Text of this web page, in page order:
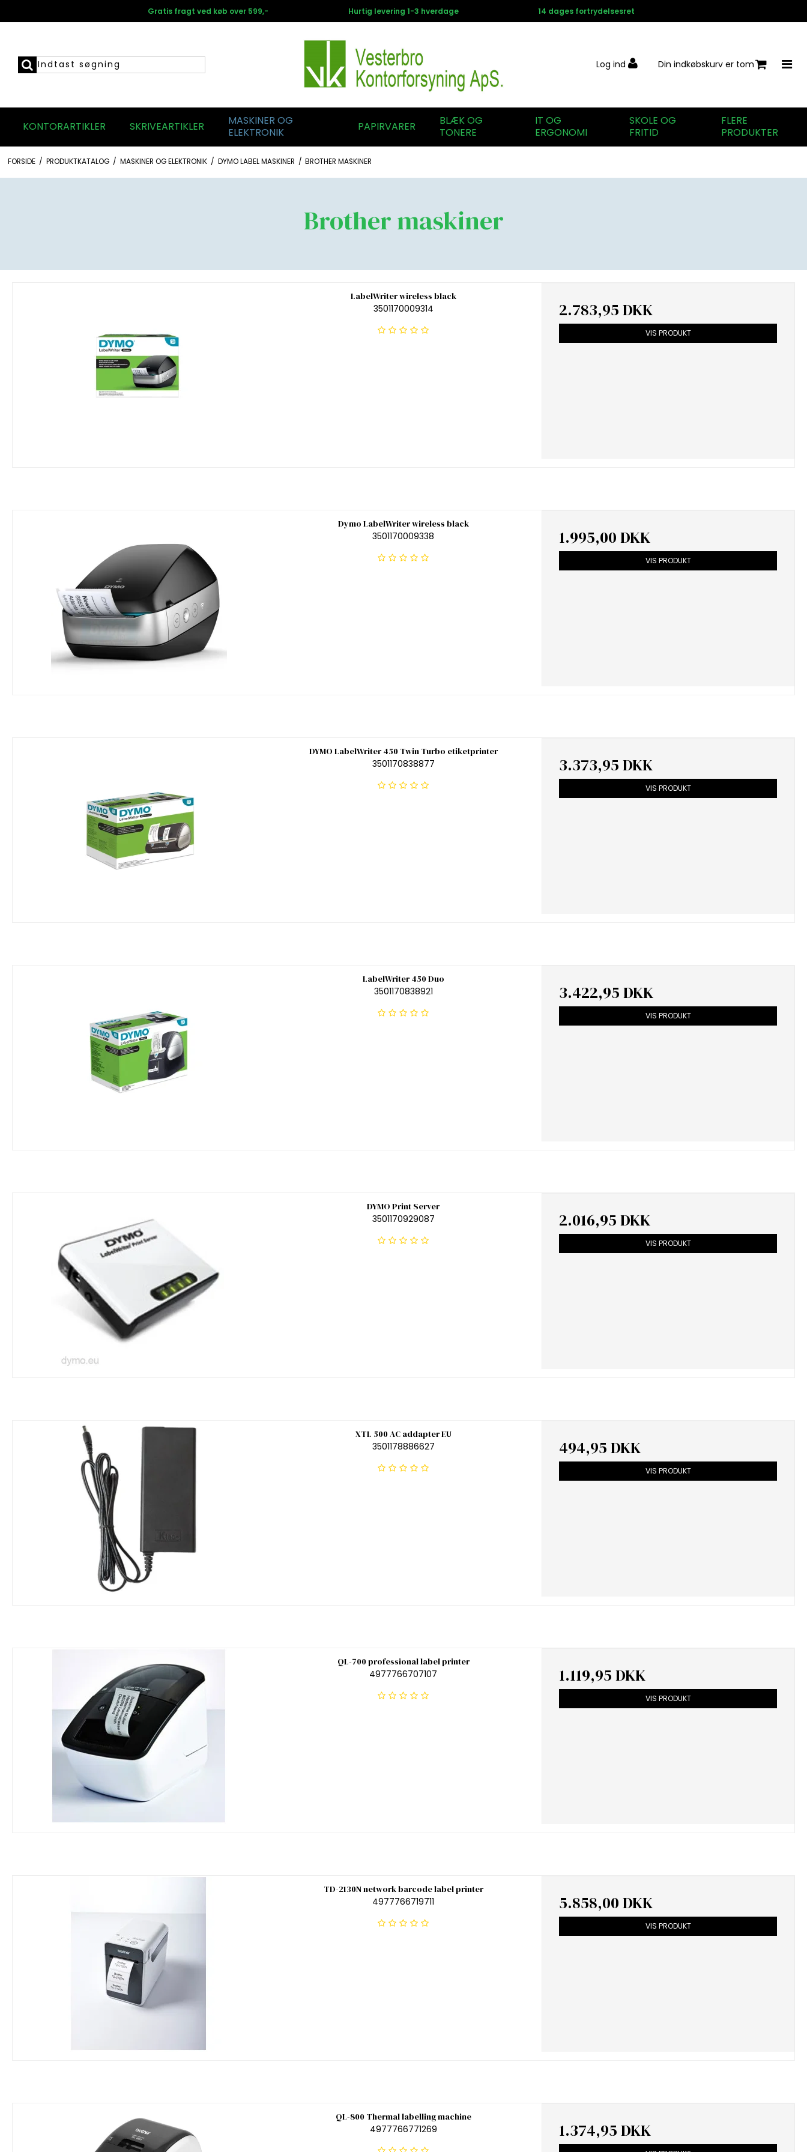
Gratis fragt ved køb over 599,- Hurtig levering 1-3 hverdage 14 dages fortrydelsesret
Log ind Din indkøbskurv er tom
KONTORARTIKLER SKRIVEARTIKLER
MASKINER OG
ELEKTRONIK
PAPIRVARER
BLÆK OG
TONERE
IT OG
ERGONOMI
SKOLE OG
FRITID
FLERE
PRODUKTER
FORSIDE / PRODUKTKATALOG / MASKINER OG ELEKTRONIK / DYMO LABEL MASKINER / BROTHER MASKINER
Brother maskiner
LabelWriter wireless black
3501170009314
2.783,95 DKK
VIS PRODUKT
Dymo LabelWriter wireless black
3501170009338
1.995,00 DKK
VIS PRODUKT
DYMO LabelWriter 450 Twin Turbo etiketprinter
3501170838877
3.373,95 DKK
VIS PRODUKT
LabelWriter 450 Duo
3501170838921
3.422,95 DKK
VIS PRODUKT
DYMO Print Server
3501170929087
2.016,95 DKK
VIS PRODUKT
XTL 500 AC addapter EU
3501178886627
494,95 DKK
VIS PRODUKT
QL-700 professional label printer
4977766707107
1.119,95 DKK
VIS PRODUKT
TD-2130N network barcode label printer
4977766719711
5.858,00 DKK
VIS PRODUKT
QL-800 Thermal labelling machine
4977766771269
1.374,95 DKK